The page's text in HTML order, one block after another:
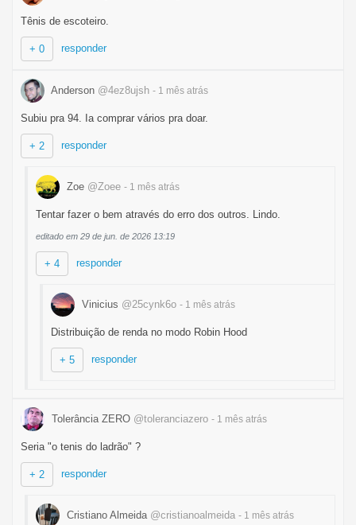
Tênis de escoteiro.
+ 0 responder
Anderson @4ez8ujsh - 1 mês atrás
Subiu pra 94. Ia comprar vários pra doar.
+ 2 responder
Zoe @Zoee - 1 mês atrás
Tentar fazer o bem através do erro dos outros. Lindo.
editado em 29 de jun. de 2026 13:19
+ 4 responder
Vinicius @25cynk6o - 1 mês atrás
Distribuição de renda no modo Robin Hood
+ 5 responder
Tolerância ZERO @toleranciazero - 1 mês atrás
Seria "o tenis do ladrão" ?
+ 2 responder
Cristiano Almeida @cristianoalmeida - 1 mês atrás